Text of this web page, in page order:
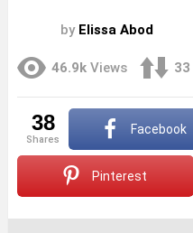
by Elissa Abod
46.9k Views 33
38
shares
Facebook
Pinterest